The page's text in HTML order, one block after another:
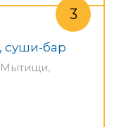
суши-бар
Мытищи,